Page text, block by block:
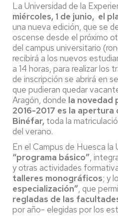
La Universidad de la
miércoles, 1 de junio, el
una nueva edición, que se
oscense desde el próximo
del campus universitario
recibirá a los nuevos
a 14 horas, para realizar los
de inscripción se abrirá en
que pudieran quedar
Aragón, donde la novedad
2016-2017 es la apertura
Binéfar, toda la
del verano.
En el Campus de Huesca la
“programa básico”,
y otras actividades
talleres monográficos; y
especialización”, que
regladas de las
por año- elegidas por los